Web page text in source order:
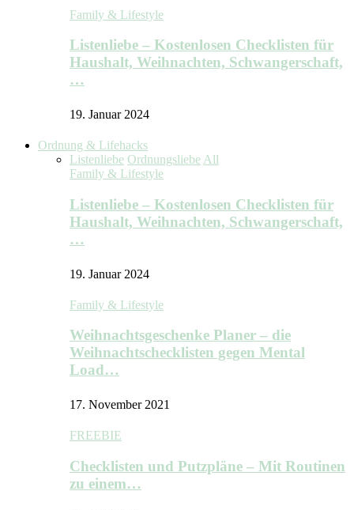
Family & Lifestyle
Listenliebe – Kostenlosen Checklisten für
Haushalt, Weihnachten, Schwangerschaft,
…
19. Januar 2024
Ordnung & Lifehacks
Listenliebe Ordnungsliebe All
Family & Lifestyle
Listenliebe – Kostenlosen Checklisten für
Haushalt, Weihnachten, Schwangerschaft,
…
19. Januar 2024
Family & Lifestyle
Weihnachtsgeschenke Planer – die
Weihnachtschecklisten gegen Mental
Load…
17. November 2021
FREEBIE
Checklisten und Putzpläne – Mit Routinen
zu einem…